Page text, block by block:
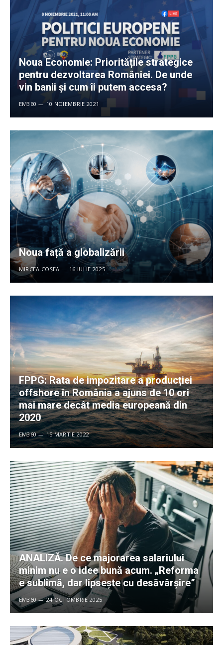
Noua Economie: Prioritățile strategice
pentru dezvoltarea României. De unde
vin banii și cum îi putem accesa?
EM360 10 NOIEMBRIE 2021
Noua față a globalizării
MIRCEA COȘEA 16 IULIE 2025
FPPG: Rata de impozitare a producției
offshore în România a ajuns de 10 ori
mai mare decât media europeană din
2020
EM360 15 MARTIE 2022
ANALIZĂ. De ce majorarea salariului
minim nu e o idee bună acum. „Reforma
e sublimă, dar lipsește cu desăvârșire”
EM360 24 OCTOMBRIE 2025